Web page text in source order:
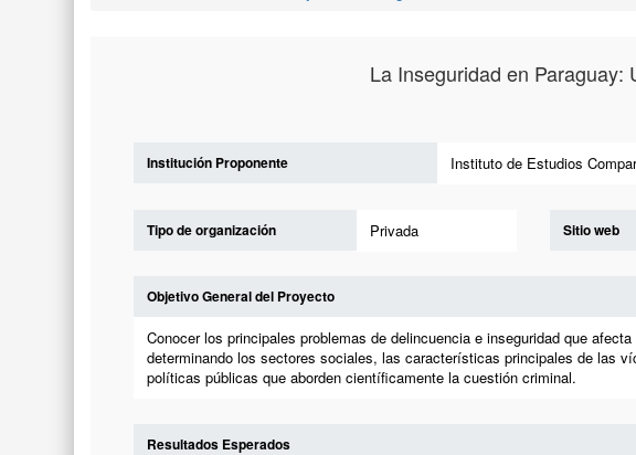
La Inseguridad en
Institución Proponente Instituto de Estudios
Tipo de organización Privada Sitio web
Objetivo General del Proyecto
Conocer los principales problemas de delincuencia e inseguridad que
determinando los sectores sociales, las características principales de las
políticas públicas que aborden científicamente la cuestión criminal.
Resultados Esperados